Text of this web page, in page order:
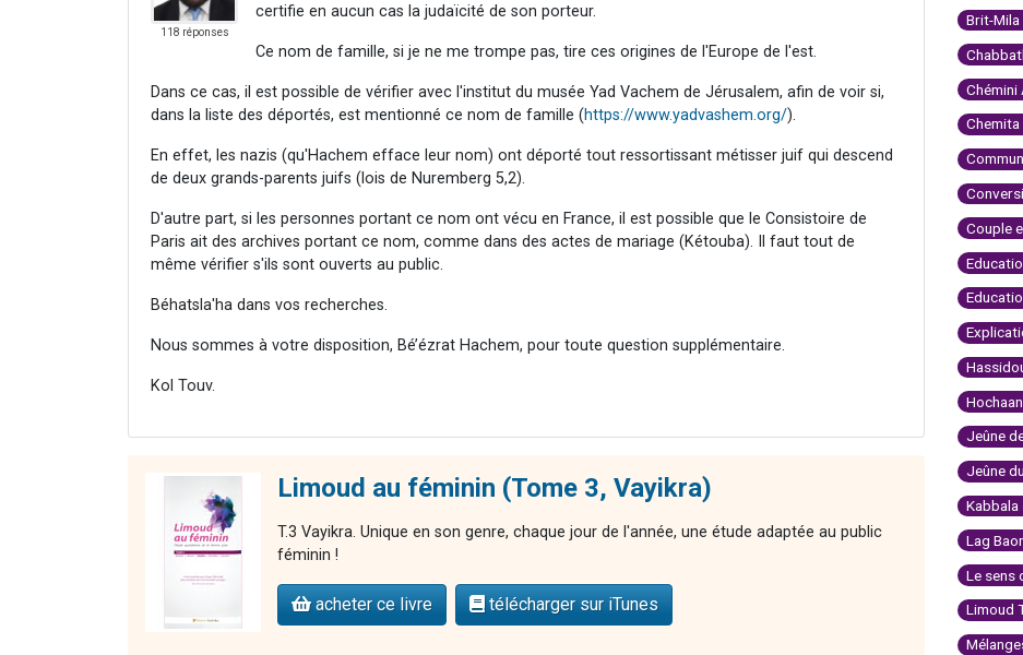
118 réponses
certifie en aucun cas la judaïcité de son porteur.
Ce nom de famille, si je ne me trompe pas, tire ces origines de l'Europe de l'est.
Dans ce cas, il est possible de vérifier avec l'institut du musée Yad Vachem de Jérusalem, afin de voir si,
dans la liste des déportés, est mentionné ce nom de famille (https://www.yadvashem.org/).
En effet, les nazis (qu'Hachem efface leur nom) ont déporté tout ressortissant métisser juif qui descend
de deux grands-parents juifs (lois de Nuremberg 5,2).
D'autre part, si les personnes portant ce nom ont vécu en France, il est possible que le Consistoire de
Paris ait des archives portant ce nom, comme dans des actes de mariage (Kétouba). Il faut tout de
même vérifier s'ils sont ouverts au public.
Béhatsla'ha dans vos recherches.
Nous sommes à votre disposition, Bé’ézrat Hachem, pour toute question supplémentaire.
Kol Touv.
Limoud au féminin (Tome 3, Vayikra)
T.3 Vayikra. Unique en son genre, chaque jour de l'année, une étude adaptée au public
féminin !
acheter ce livre télécharger sur iTunes
Brit-Mila
Chemita
Couple
Jeûne
Jeûne
Kabbala
Lag
Le sens
Limoud